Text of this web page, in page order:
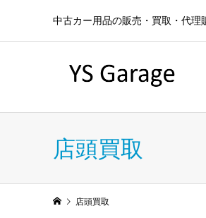
中古カー用品の販売・買取・代理
店頭買取
店頭買取